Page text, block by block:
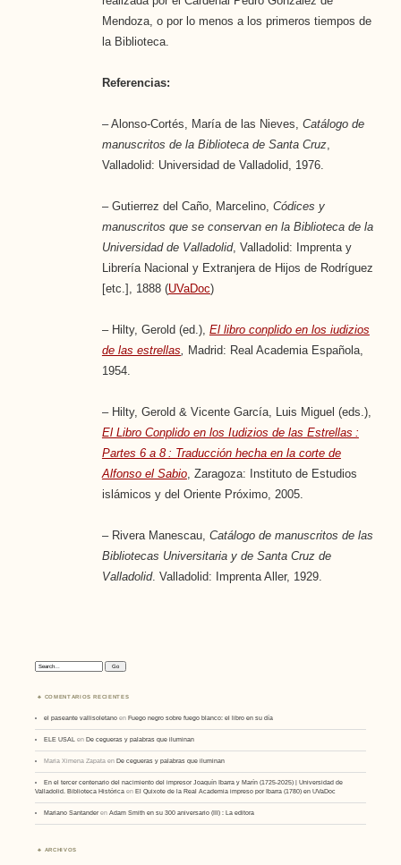
Mendoza, o por lo menos a los primeros tiempos de
la Biblioteca.
Referencias:
– Alonso-Cortés, María de las Nieves, Catálogo de
manuscritos de la Biblioteca de Santa Cruz,
Valladolid: Universidad de Valladolid, 1976.
– Gutierrez del Caño, Marcelino, Códices y
manuscritos que se conservan en la Biblioteca de la
Universidad de Valladolid, Valladolid: Imprenta y
Librería Nacional y Extranjera de Hijos de Rodríguez
[etc.], 1888 (UVaDoc)
– Hilty, Gerold (ed.), El libro conplido en los iudizios
de las estrellas
Madrid: Real Academia Española,
1954.
– Hilty, Gerold & Vicente García, Luis Miguel (eds.),
El Libro Conplido en los Iudizios de las Estrellas :
Partes 6 a 8 : Traducción hecha en la corte de
Alfonso el Sabio, Zaragoza: Instituto de Estudios
islámicos y del Oriente Próximo, 2005.
– Rivera Manescau, Catálogo de manuscritos de las
Bibliotecas Universitaria y de Santa Cruz de
Valladolid. Valladolid: Imprenta Aller, 1929.
Search:
COMENTARIOS RECIENTES
el paseante vallisoletano enFuego negro sobre fuego blanco: el libro en su día
ELE USAL enDe cegueras y palabras que iluminan
Maria Ximena Zapata enDe cegueras y palabras que iluminan
En el tercer centenario del nacimiento del impresor Joaquín Ibarra y Marín (1725-2025) | Universidad de
Valladolid. Biblioteca Histórica enEl Quixote de la Real Academia impreso por Ibarra (1780) en UVaDoc
Mariano SantanderenAdam Smith en su 300 aniversario (III) : La editora
ARCHIVOS